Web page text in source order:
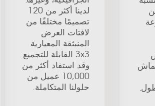
من
لدينا أكثر من 120
تصميمًا مختلفًا من
لافتات العرض
المنبثقة المعيارية
3x3 القابلة للتجميع.
وقد استفاد أكثر من
10,000 عميل من
حلولنا المتكاملة.